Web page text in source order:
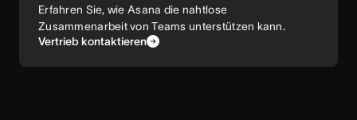
Erfahren Sie, wie Asana die nahtlose
Zusammenarbeit von Teams unterstützen kann.
Vertrieb kontaktieren